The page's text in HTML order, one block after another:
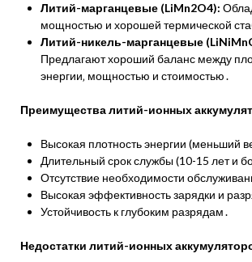
Литий-марганцевые (LiMn2O4):
мощностью и хорошей термической
Литий-никель-марганцевые
Предлагают хороший баланс между
энергии‚ мощностью и стоимостью․
Преимущества литий-ионных
Высокая плотность энергии (меньший
Длительный срок службы (10-15 лет и
Отсутствие необходимости
Высокая эффективность зарядки и
Устойчивость к глубоким разрядам․
Недостатки литий-ионных